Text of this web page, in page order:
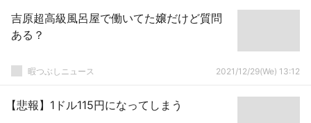
吉原超高級風呂屋で働いてた嬢だけど質問
ある？
暇つぶしニュース 2021/12/29(We) 13:12
【悲報】1ドル115円になってしまう